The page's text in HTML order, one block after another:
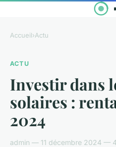
Accueil›Actu
ACTU
Investir dans
solaires :
2024
admin — 11 décembre 2024 —